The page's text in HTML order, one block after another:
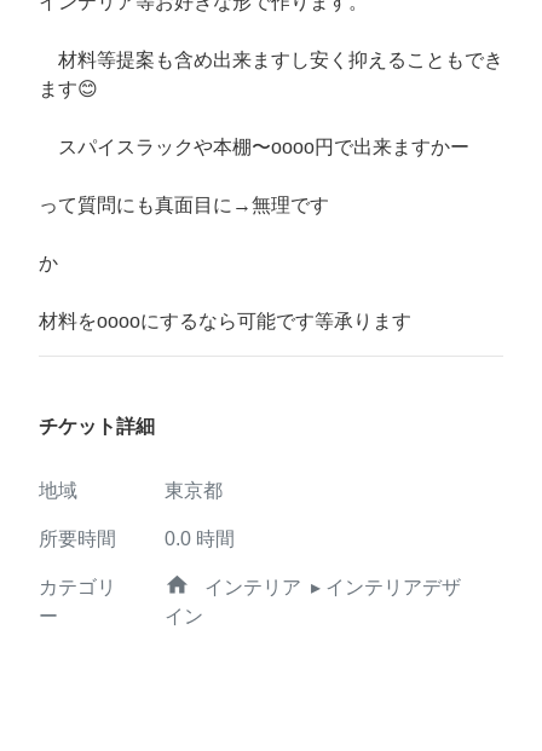
材料等提案も含め出来ますし安く抑えることもでき
ます😊
スパイスラックや本棚〜oooo円で出来ますかー
って質問にも真面目に→無理です
か
材料をooooにするなら可能です等承ります
チケット詳細
地域 東京都
所要時間 0.0 時間
カテゴリ
ー
home インテリア ▸ インテリアデザ
イン